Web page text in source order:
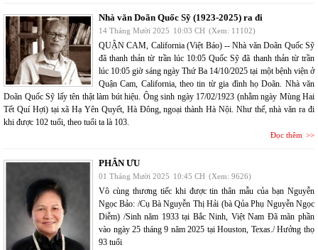
Nhà văn Doãn Quốc Sỹ (1923-2025) ra đi
14 Tháng Mười 2025 10:03 CH (Xem: 11102)
QUẬN CAM, California (Việt Báo) -- Nhà văn Doãn Quốc Sỹ
đã thanh thản từ trần lúc 10:05 Quốc Sỹ đã thanh thản từ trần
lúc 10:05 giờ sáng ngày Thứ Ba 14/10/2025 tại một bệnh viện ở
Quận Cam, California, theo tin từ gia đình họ Doãn. Nhà văn
Doãn Quốc Sỹ lấy tên thật làm bút hiệu. Ông sinh ngày 17/02/1923 (nhằm ngày Mùng Hai
Tết Quí Hợi) tại xã Hạ Yên Quyết, Hà Đông, ngoại thành Hà Nội. Như thế, nhà văn ra đi
khi được 102 tuổi, theo tuổi ta là 103.
Đọc thêm
PHÂN ƯU
01 Tháng Mười 2025 10:45 CH (Xem: 9626)
Vô cùng thương tiếc khi được tin thân mẫu của bạn Nguyễn
Ngọc Bảo: /Cụ Bà Nguyễn Thị Hải (bà Qủa Phụ Nguyễn Ngọc
Diễm) /Sinh năm 1933 tại Bắc Ninh, Việt Nam Đã mãn phần
vào ngày 25 tháng 9 năm 2025 tại Houston, Texas./ Hưởng thọ
93 tuổi